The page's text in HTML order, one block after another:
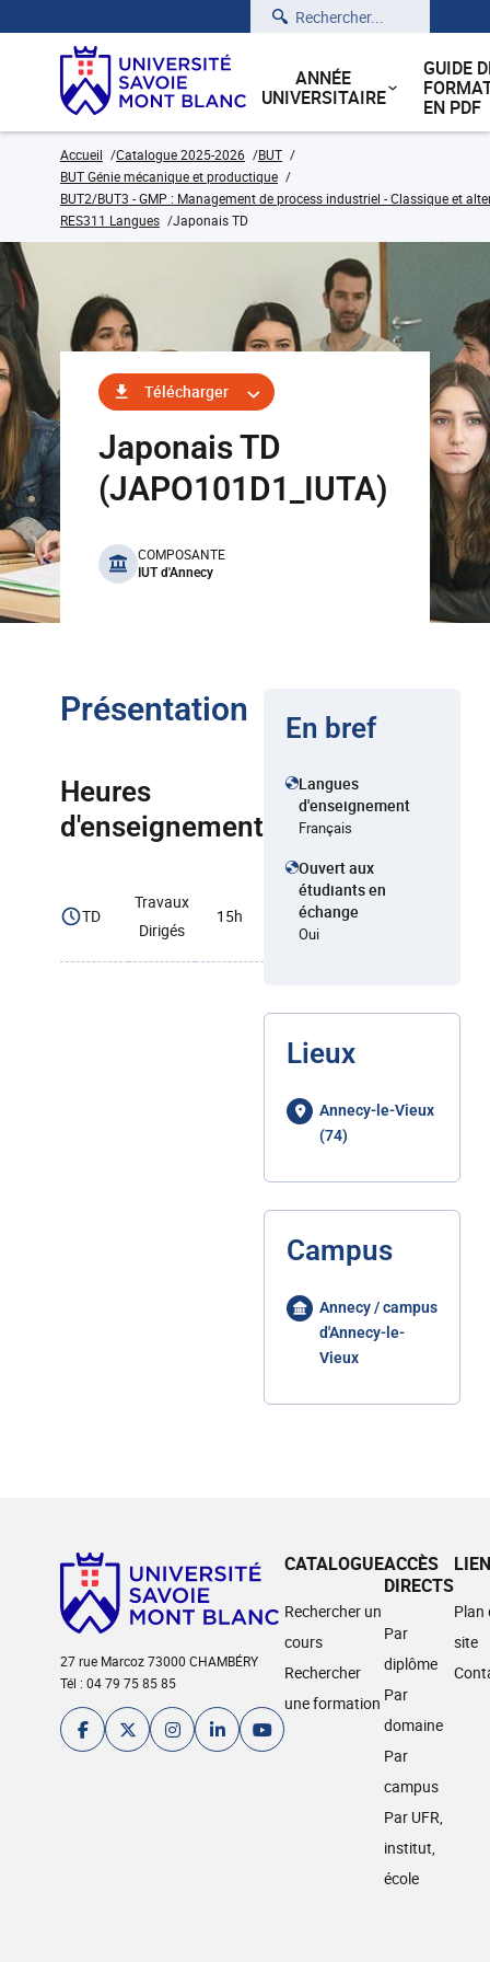
Rechercher
ANNÉE
UNIVERSITAIRE
GUIDE
EN PDF
Accueil Catalogue 2025-2026
BUT
BUT Génie mécanique et productique
BUT2/BUT3 - GMP : Management de process industriel - Classique et
RES311 Langues
Japonais TD
Télécharger
Japonais TD
(JAPO101D1_IUTA)
benefits
COMPOSANTE
IUT d'Annecy
Présentation
Heures
d'enseignement
TD
Travaux
Dirigés
15h
En bref
Langues
d'enseignement
Français
Ouvert aux
étudiants en
échange
Oui
Lieux
Annecy-le-Vieux
(74)
Campus
Annecy / campus
d'Annecy-le-
Vieux
27 rue Marcoz 73000 CHAMBÉRY
Tél : 04 79 75 85 85
CATALOGUE
Rechercher un
cours
Rechercher
une formation
ACCÈS
DIRECTS
Par
diplôme
Par
domaine
Par
campus
Par UFR,
institut,
école
Plan
site